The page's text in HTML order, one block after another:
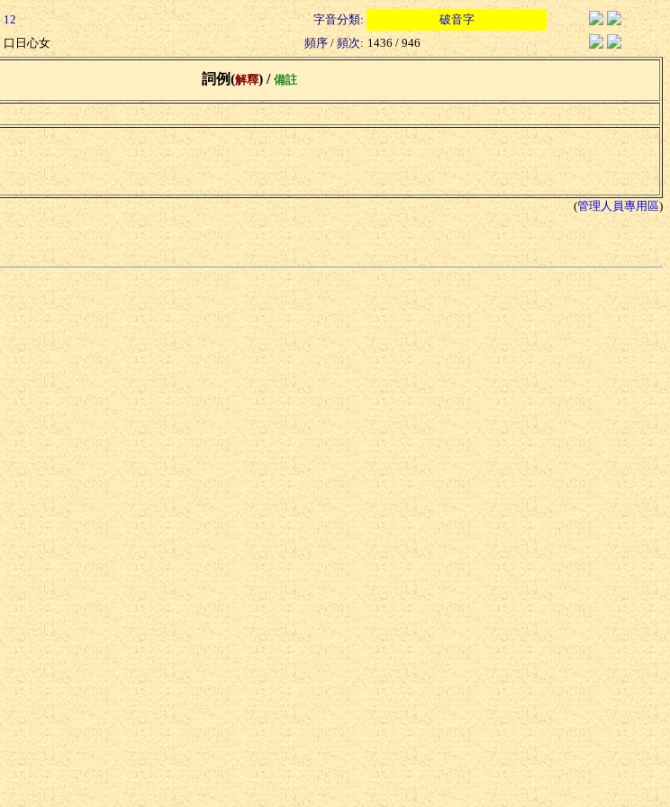
12 字音分類:
破音字
口日心女 頻序 / 頻次: 1436 / 946
詞例(解釋) / 備註
(管理人員專用區)